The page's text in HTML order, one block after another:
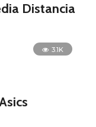
Distancia
3.1K